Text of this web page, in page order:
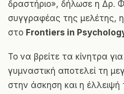
δραστήριο», δήλωσε η Δρ.
συγγραφέας της μελέτης,
στο Frontiers in
Το να βρείτε τα κίνητρα
γυμναστική αποτελεί τη
στην άσκηση και η έλλειψή